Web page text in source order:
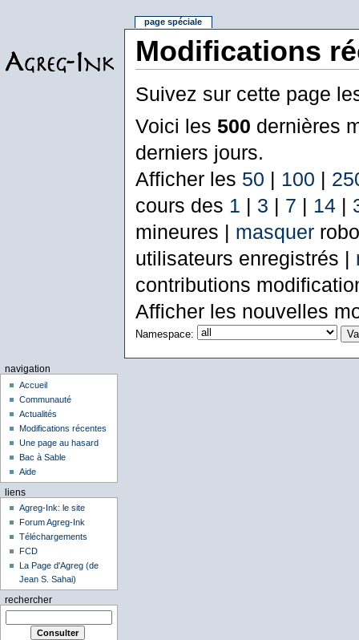
Modifications
Suivez sur cette page
Voici les 500 dernières
derniers jours.
Afficher les 50 | 100 |
cours des 1 | 3 | 7 | 14|
mineures | masquer
utilisateurs enregistrés |
contributions
Afficher les nouvelles
Namespace:
page spéciale
navigation
Accueil
Communauté
Actualités
Modifications récentes
Une page au hasard
Bac à Sable
Aide
liens
Agreg-Ink: le site
Forum Agreg-Ink
Téléchargements
FCD
La Page d'Agreg (de
Jean S. Sahai)
rechercher